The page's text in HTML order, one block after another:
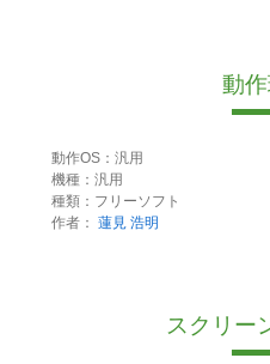
動
動作OS：汎用
機種：汎用
種類：フリーソフト
作者： 蓮見 浩明
スクリー